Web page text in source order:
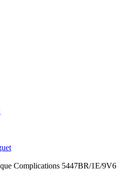
Complications 5447BR/1E/9V6